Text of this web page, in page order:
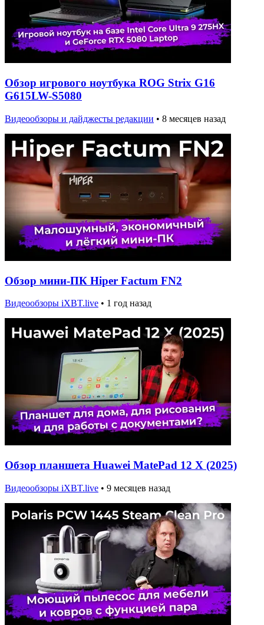
Обзор игрового ноутбука ROG Strix G16
G615LW-S5080
Видеообзоры и дайджесты редакции • 8 месяцев назад
Обзор мини-ПК Hiper Factum FN2
Видеообзоры iXBT.live • 1 год назад
Обзор планшета Huawei MatePad 12 X (2025)
Видеообзоры iXBT.live • 9 месяцев назад